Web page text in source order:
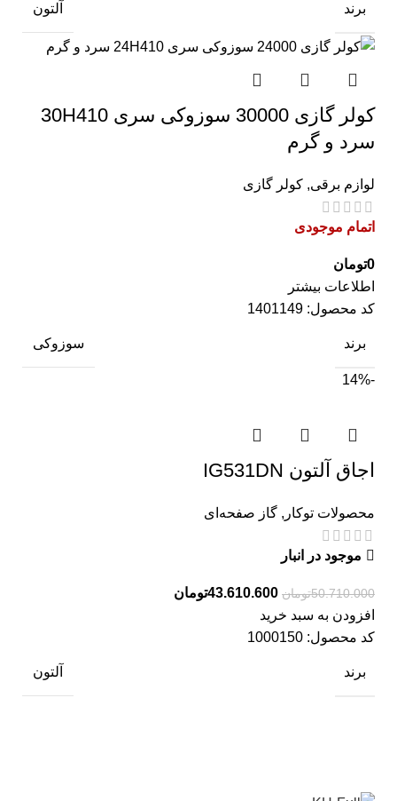
برند آلتون
کولر گازی 30000 سوزوکی سری 30H410
سرد و گرم
لوازم برقی, کولر گازی
اتمام موجودی
0تومان
اطلاعات بیشتر
کد محصول: 1401149
برند سوزوکی
-14%
اجاق آلتون IG531DN
محصولات توکار , گاز صفحه‌ای
موجود در انبار
50.710.000تومان 43.610.600تومان
افزودن به سبد خرید
کد محصول: 1000150
برند آلتون